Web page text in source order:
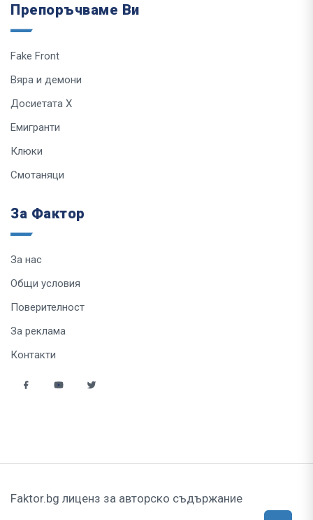
Препоръчваме Ви
Fake Front
Вяра и демони
Досиетата Х
Емигранти
Клюки
Смотаняци
За Фактор
За нас
Общи условия
Поверителност
За реклама
Контакти
Faktor.bg лиценз за авторско съдържание